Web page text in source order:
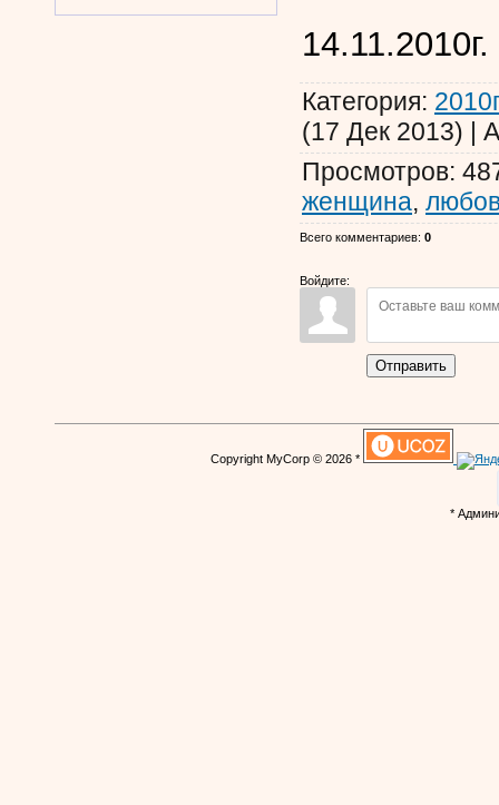
14.11.2010г.
Категория:
(17 Дек 2013) |
Просмотров:
женщина,
Всего комментариев: 0
Войдите:
Отправить
Copyright MyCorp © 2026 *
*